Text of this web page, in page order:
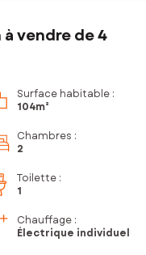
vendre de 4
Surface habitable :
104m²
Chambres :
2
Toilette :
1
Chauffage :
Électrique individuel